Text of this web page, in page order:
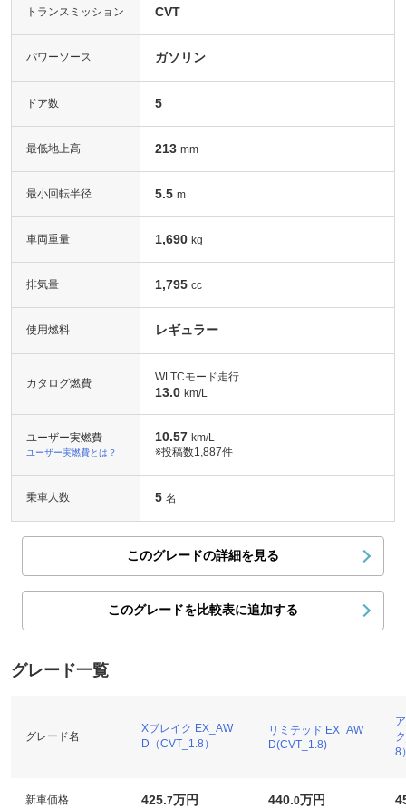
トランスミッション CVT
パワーソース ガソリン
ドア数 5
最低地上高 213 mm
最小回転半径 5.5 m
車両重量 1,690 kg
排気量 1,795 cc
使用燃料 レギュラー
カタログ燃費 WLTCモード走行
13.0 km/L
ユーザー実燃費
ユーザー実燃費とは？
10.57 km/L
※投稿数1,887件
乗車人数 5 名
このグレードの詳細を見る
このグレードを比較表に追加する
グレード一覧
グレード名
Xブレイク EX_AW
D（CVT_1.8）
リミテッド EX_AW
D(CVT_1.8)
8
新車価格 425.7万円 440.0万円